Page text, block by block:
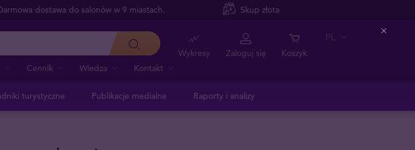
dostawa do salonów w 9 miastach. Skup złota
Cennik Wiedza Kontakt
Wykresy Zaloguj się Koszyk
PL
turystyczne Publikacje medialne Raporty i analizy
Close